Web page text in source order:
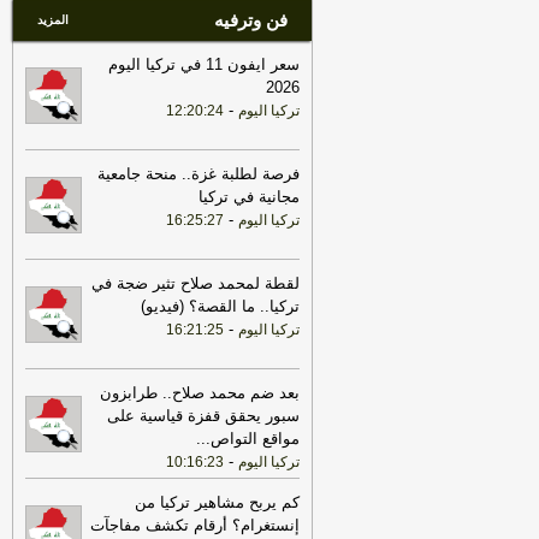
18:02
الخارجية الباكستانية: وزير
الخارجية دعا عراقجي لزيارة باكستان في
أقرب وقت ممكن- أل بي سي أي
فن وترفيه المزيد
سعر ايفون 11 في تركيا اليوم
2026
تركيا اليوم -
12:20:24
فرصة لطلبة غزة.. منحة جامعية
مجانية في تركيا
تركيا اليوم -
16:25:27
لقطة لمحمد صلاح تثير ضجة في
تركيا.. ما القصة؟ (فيديو)
تركيا اليوم -
16:21:25
بعد ضم محمد صلاح.. طرابزون
سبور يحقق قفزة قياسية على
مواقع التواص...
تركيا اليوم -
10:16:23
كم يربح مشاهير تركيا من
إنستغرام؟ أرقام تكشف مفاجآت